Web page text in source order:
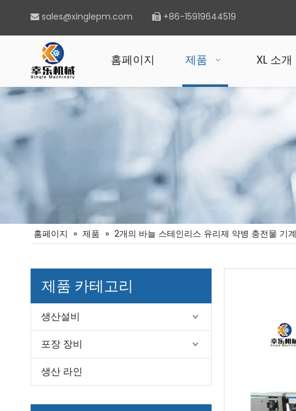
 sales@xinglepm.com  +86-15919644519
홈페이지 제품 XL 소개
홈페이지 » 제품 » 2개의 바늘 스테인리스 유리제 약병 충전물 기계
제품 카테고리
생산설비
포장 장비
생산 라인